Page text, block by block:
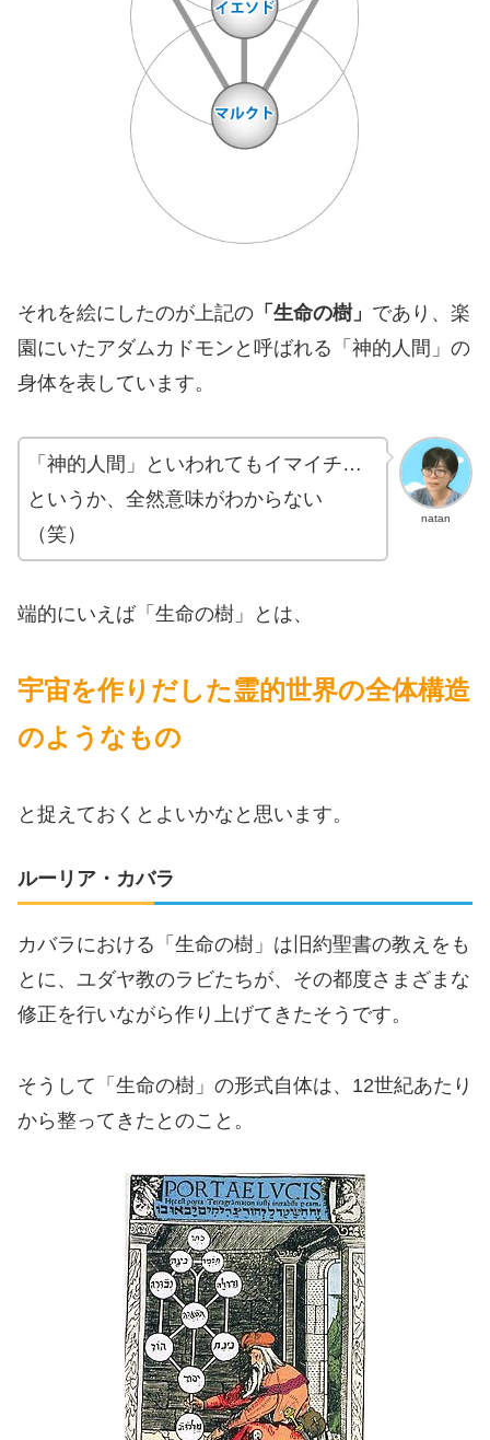
それを絵にしたのが上記の 「生命の樹」 であり、楽
園にいたアダムカドモンと呼ばれる「神的人間」の
身体を表しています。
natan
「神的人間」といわれてもイマイチ…
というか、全然意味がわからない
（笑）
端的にいえば「生命の樹」とは、
宇宙を作りだした霊的世界の全体構造
のようなもの
と捉えておくとよいかなと思います。
ルーリア・カバラ
カバラにおける「生命の樹」は旧約聖書の教えをも
とに、ユダヤ教のラビたちが、その都度さまざまな
修正を行いながら作り上げてきたそうです。
そうして「生命の樹」の形式自体は、12世紀あたり
から整ってきたとのこと。